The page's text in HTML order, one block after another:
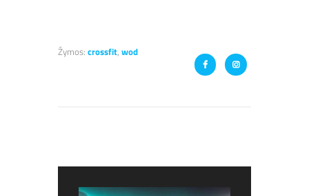
Žymos: crossfit, wod